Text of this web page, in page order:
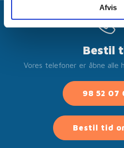
Afvis
Bestil
Vores telefoner er åbne alle
98 52 07
Bestil tid